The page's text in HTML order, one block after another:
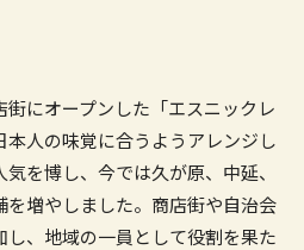
にオープンした「エスニックレ
人の味覚に合うようアレンジし
を博し、今では久が原、中延、
増やしました。商店街や自治会
、地域の一員として役割を果た